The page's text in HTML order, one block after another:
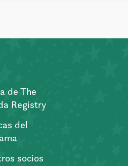
de The
Registry
del
socios